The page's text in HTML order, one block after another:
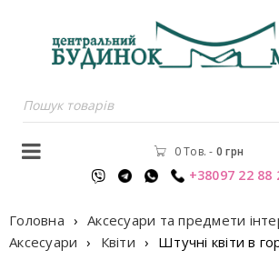
0 Тов. - 0грн
+38097 22 88
Головна › Аксесуари та предмети
Аксесуари › Квіти › Штучні квіти в